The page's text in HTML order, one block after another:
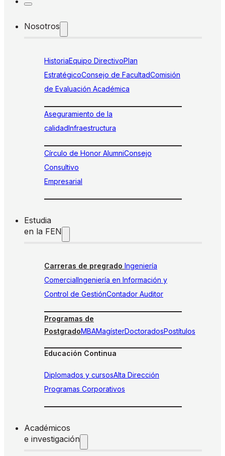
Nosotros
HistoriaEquipo DirectivoPlan
EstratégicoConsejo de FacultadComisión
de Evaluación Académica
Aseguramiento de la
calidadInfraestructura
Círculo de Honor AlumniConsejo
Consultivo
Empresarial
Estudia
en la FEN
Carreras de pregrado Ingeniería
ComercialIngeniería en Información y
Control de GestiónContador Auditor
Programas de
PostgradoMBAMagísterDoctoradosPostítulos
Educación Continua
Diplomados y cursosAlta Dirección
Programas Corporativos
Académicos
e investigación